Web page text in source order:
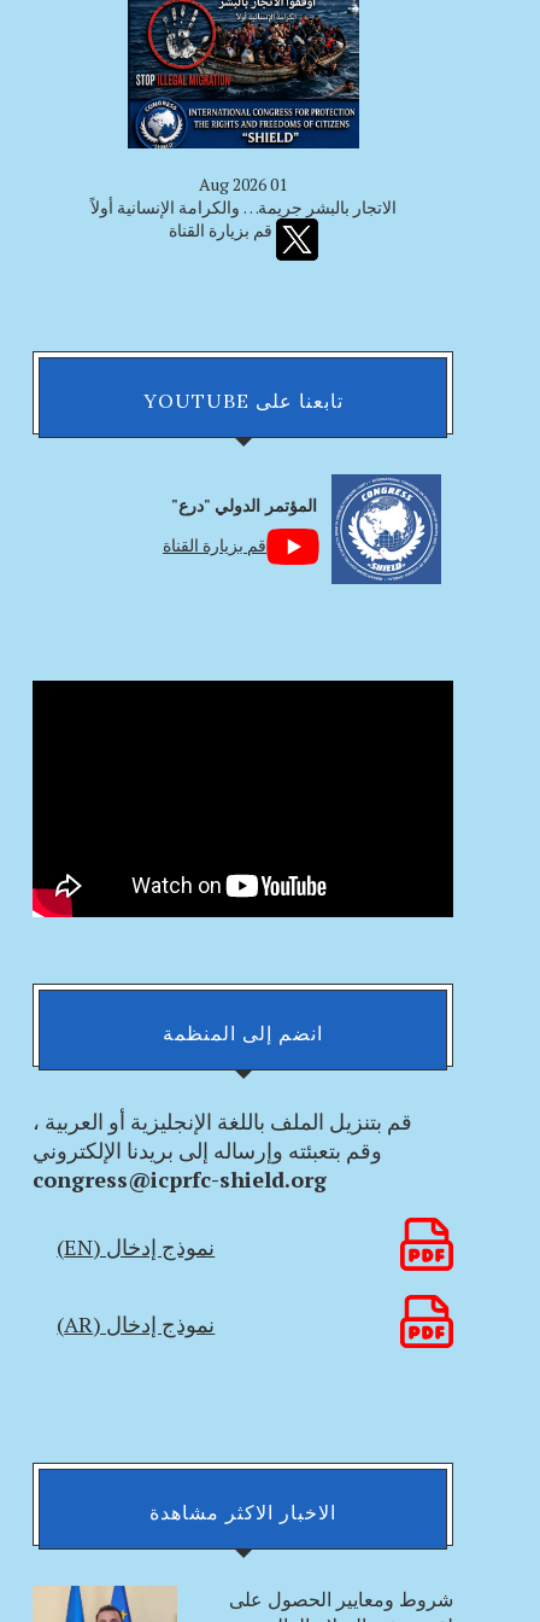
01 Aug 2026
الاتجار بالبشر جريمة… والكرامة الإنسانية أولاً
قم بزيارة القناة
تابعنا على YOUTUBE
المؤتمر الدولي "درع"
قم بزيارة القناة
انضم إلى المنظمة
قم بتنزيل الملف باللغة الإنجليزية أو العربية ،
وقم بتعبئته وإرساله إلى بريدنا الإلكتروني
congress@icprfc-shield.org
نموذج إدخال (EN)
نموذج إدخال (AR)
الاخبار الاكثر مشاهدة
شروط ومعايير الحصول على